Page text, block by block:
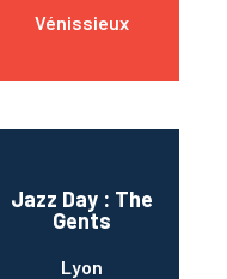
Vénissieux
Jazz Day : The
Gents
Lyon